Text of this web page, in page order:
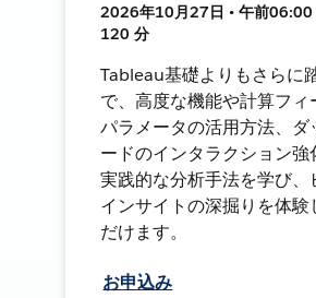
2026年10月27日 • 午前06:00
120 分
Tableau基礎よりもさらに
で、高度な機能や計算フィ
パラメータの活用方法、ダ
ードのインタラクション強
実践的な分析手法を学び、
インサイトの深掘りを体験
だけます。
お申込み